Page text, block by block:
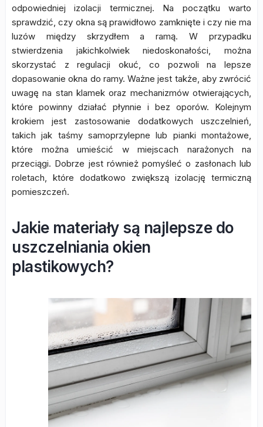
odpowiedniej izolacji termicznej. Na początku warto
sprawdzić, czy okna są prawidłowo zamknięte i czy nie ma
luzów między skrzydłem a ramą. W przypadku
stwierdzenia jakichkolwiek niedoskonałości, można
skorzystać z regulacji okuć, co pozwoli na lepsze
dopasowanie okna do ramy. Ważne jest także, aby zwrócić
uwagę na stan klamek oraz mechanizmów otwierających,
które powinny działać płynnie i bez oporów. Kolejnym
krokiem jest zastosowanie dodatkowych uszczelnień,
takich jak taśmy samoprzylepne lub pianki montażowe,
które można umieścić w miejscach narażonych na
przeciągi. Dobrze jest również pomyśleć o zasłonach lub
roletach, które dodatkowo zwiększą izolację termiczną
pomieszczeń.
Jakie materiały są najlepsze do
uszczelniania okien
plastikowych?